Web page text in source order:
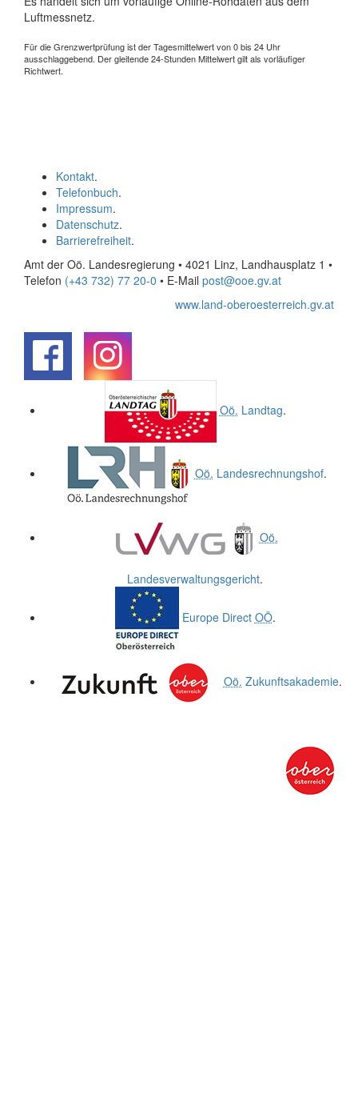
Luftmessnetz.
Für die Grenzwertprüfung ist der Tagesmittelwert von 0 bis 24 Uhr
ausschlaggebend. Der gleitende 24-Stunden Mittelwert gilt als vorläufiger
Richtwert.
Kontakt.
Telefonbuch.
Impressum.
Datenschutz.
Barrierefreiheit.
Amt der Oö. Landesregierung • 4021 Linz, Landhausplatz 1 •
Telefon (+43 732) 77 20-0 • E-Mail post@ooe.gv.at
www.land-oberoesterreich.gv.at
Oö. Landtag.
Oö. Landesrechnungshof.
Oö.
Landesverwaltungsgericht.
Europe Direct OÖ.
Oö. Zukunftsakademie.